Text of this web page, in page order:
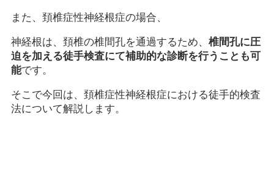
また、頚椎症性神経根症の場合、
神経根は、頚椎の椎間孔を通過するため、 椎間孔に圧
迫を加える徒手検査にて補助的な診断を行うことも可
能です。
そこで今回は、頚椎症性神経根症における徒手的検査
法について解説します。